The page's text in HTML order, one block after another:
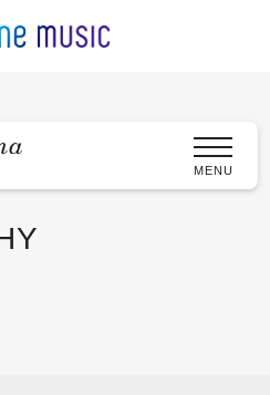
MENU